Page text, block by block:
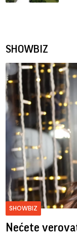
SHOWBIZ
SHOWBIZ
Nećete